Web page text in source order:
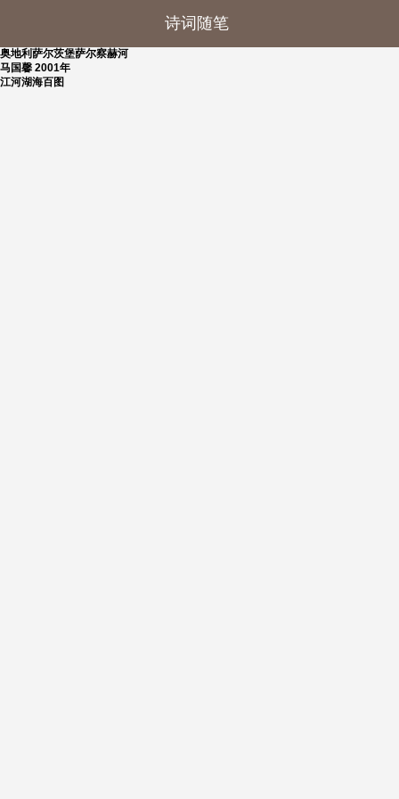
诗词随笔
奥地利萨尔茨堡萨尔察赫河
马国馨 2001年
江河湖海百图